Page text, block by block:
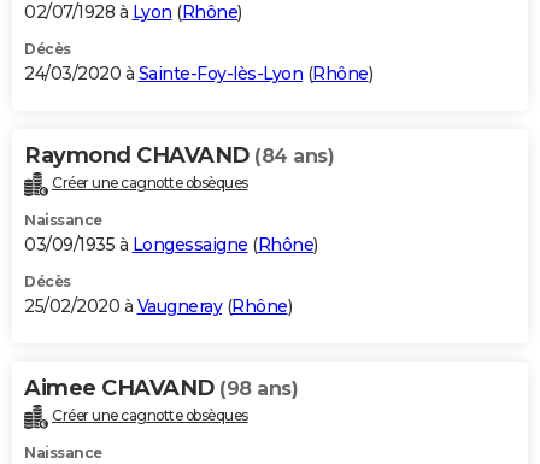
02/07/1928 à Lyon (Rhône)
Décès
24/03/2020 à Sainte-Foy-lès-Lyon (Rhône)
Raymond CHAVAND (84 ans)
Créer une cagnotte obsèques
Naissance
03/09/1935 à Longessaigne (Rhône)
Décès
25/02/2020 à Vaugneray(Rhône)
Aimee CHAVAND (98 ans)
Créer une cagnotte obsèques
Naissance